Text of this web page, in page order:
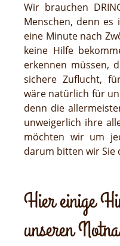
Wir brauchen
Menschen, denn es
eine Minute nach
keine Hilfe
erkennen müssen,
sichere Zuflucht,
wäre natürlich für
denn die
unweigerlich ihre
möchten wir um
darum bitten wir Sie
Hier einige
unseren